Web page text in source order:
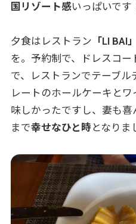
国リゾート感いっぱいです
夕食はレストラン 「LI BAI」
を。予約制で、ドレスコー
で、レストランでテーブ
レートのホールケーキと
味しかったですし、妻も
まで幸せなひと時となりま